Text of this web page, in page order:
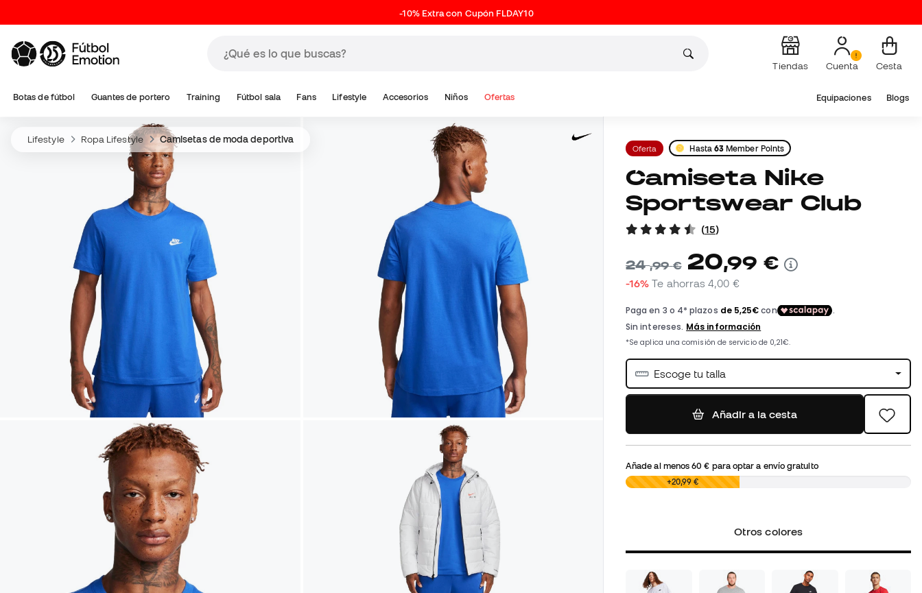
-10% Extra con Cupón FLDAY10
Tiendas Cuenta Cesta
Botas de fútbol Guantes de portero Training Fútbol sala Fans Lifestyle Accesorios Niños Ofertas Equipaciones Blogs
Lifestyle Ropa Lifestyle Camisetas de moda deportiva
Oferta Hasta 63 Member Points
Camiseta Nike
Sportswear Club
(15)
24,99 € 20,99 €
-16% Te ahorras4,00 €
Escoge tu talla
Añadir a la cesta
Añade al menos60 € para optar a envío gratuito
0,00 € +20,99 €
Otros colores